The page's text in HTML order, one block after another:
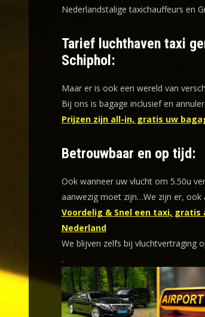
Nederlandstalige taxichauffeurs en
Tarief luchthaven taxi
Schiphol:
Maar er is ook een wereld van
Bij ons is bagage inclusief en
Prijzen zijn all-in, gratis uw
Betrouwbaar en op tijd:
Ook wanneer uw vlucht om 5.50u
aanwezig moet zijn…We zijn er,
Voordelig & Snel een taxi,
Nederland
We blijven zelfs bij vluchtvertraging
.